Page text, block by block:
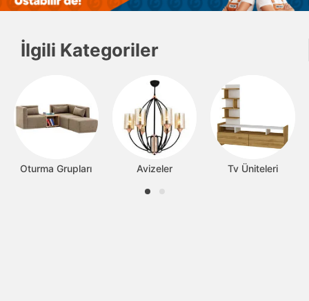
İlgili Kategoriler
Oturma Grupları Avizeler Tv Üniteleri